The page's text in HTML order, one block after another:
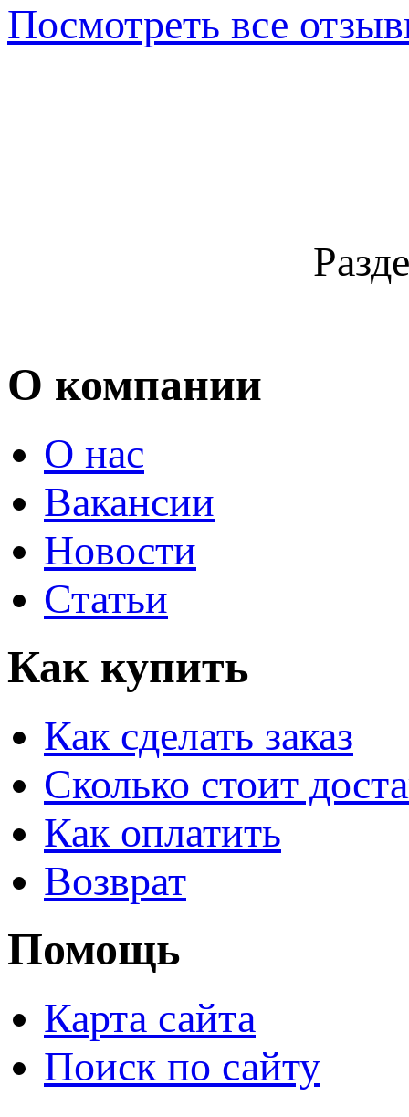
Посмотреть все
О компании
О нас
Вакансии
Новости
Статьи
Как купить
Как сделать заказ
Сколько стоит
Как оплатить
Возврат
Помощь
Карта сайта
Поиск по сайту